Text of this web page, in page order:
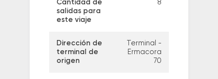
Cantidad de
salidas para
este viaje
8
Dirección de
terminal de
origen
Terminal -
Ermacora
70